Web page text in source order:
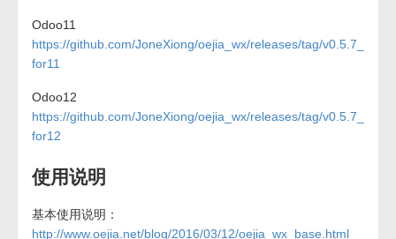
Odoo11
https://github.com/JoneXiong/oejia_wx/releases/tag/v0.5.7_
for11
Odoo12
https://github.com/JoneXiong/oejia_wx/releases/tag/v0.5.7_
for12
使用说明
基本使用说明：
http://www.oejia.net/blog/2016/03/12/oejia_wx_base.html